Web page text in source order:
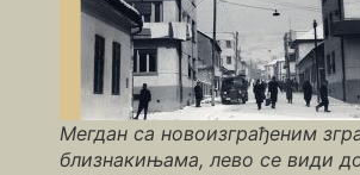
Мегдан са новоизграђеним
близнакињама, лево се види